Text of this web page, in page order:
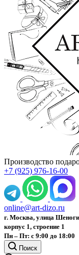
Производство
+7 (925) 976-16-00
online@art-dizo.ru
г. Москва, улица
корпус 1, строение 1
Пн – Пт: с 9:00 до 18:00
Поиск